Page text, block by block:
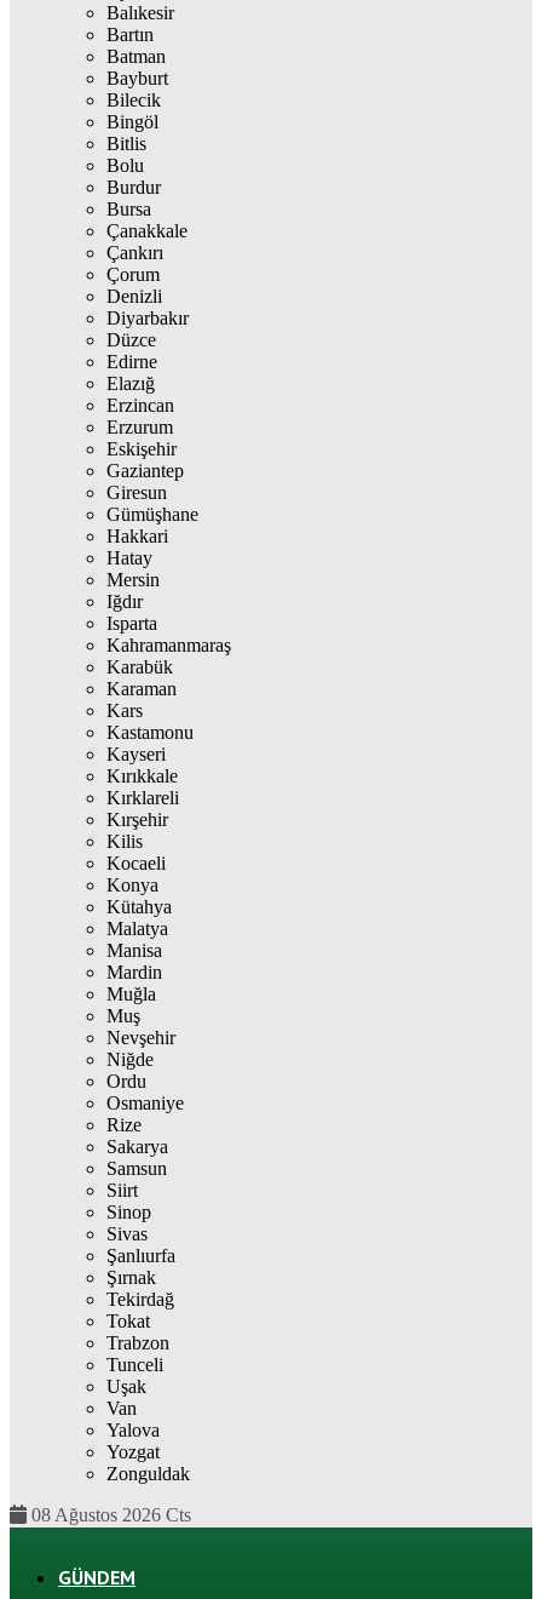
Balıkesir
Bartın
Batman
Bayburt
Bilecik
Bingöl
Bitlis
Bolu
Burdur
Bursa
Çanakkale
Çankırı
Çorum
Denizli
Diyarbakır
Düzce
Edirne
Elazığ
Erzincan
Erzurum
Eskişehir
Gaziantep
Giresun
Gümüşhane
Hakkari
Hatay
Mersin
Iğdır
Isparta
Kahramanmaraş
Karabük
Karaman
Kars
Kastamonu
Kayseri
Kırıkkale
Kırklareli
Kırşehir
Kilis
Kocaeli
Konya
Kütahya
Malatya
Manisa
Mardin
Muğla
Muş
Nevşehir
Niğde
Ordu
Osmaniye
Rize
Sakarya
Samsun
Siirt
Sinop
Sivas
Şanlıurfa
Şırnak
Tekirdağ
Tokat
Trabzon
Tunceli
Uşak
Van
Yalova
Yozgat
Zonguldak
08 Ağustos 2026 Cts
GÜNDEM